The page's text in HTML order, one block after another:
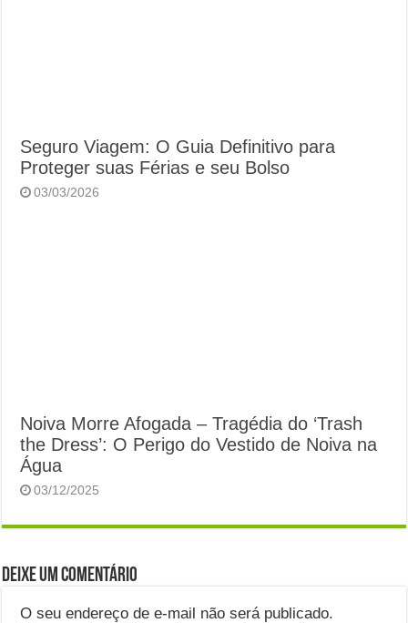
Seguro Viagem: O Guia Definitivo para
Proteger suas Férias e seu Bolso
03/03/2026
Noiva Morre Afogada – Tragédia do ‘Trash
the Dress’: O Perigo do Vestido de Noiva na
Água
03/12/2025
Deixe um comentário
O seu endereço de e-mail não será publicado.